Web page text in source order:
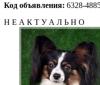
Код объявления: 6328-
Н Е А К Т У А Л Ь Н О